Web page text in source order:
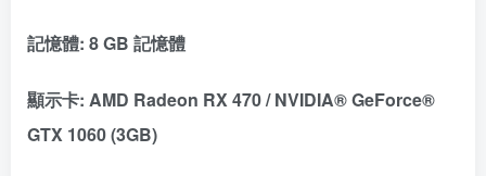
記憶體: 8 GB 記憶體
顯示卡: AMD Radeon RX 470 / NVIDIA® GeForce®
GTX 1060 (3GB)